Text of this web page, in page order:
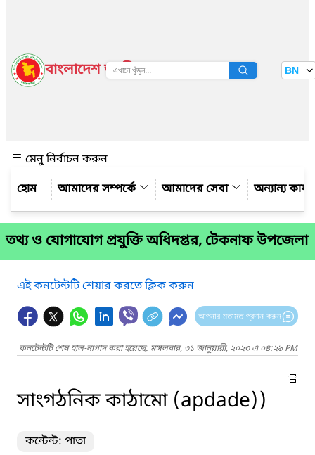
বাংলাদেশ জাতীয় তথ্য বাতায়ন BN
মেনু নির্বাচন করুন
আমাদের সম্পর্কে
আমাদের সেবা অন্যান্য
তথ্য ও যোগাযোগ প্রযুক্তি অধিদপ্তর, টেকনাফ উপজেলা
এই কনটেন্টটি শেয়ার করতে ক্লিক করুন
আপনার মতামত প্রদান করুন
কনটেন্টটি শেষ হাল-নাগাদ করা হয়েছে: মঙ্গলবার, ৩১ জানুয়ারী, ২০২৩ এ ০৪:২৯ PM
সাংগঠনিক কাঠামো (apdade))
কন্টেন্ট: পাতা